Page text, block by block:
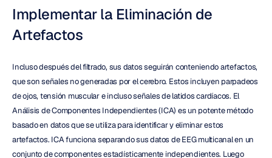
Implementar la Eliminación de
Artefactos
Incluso después del filtrado, sus datos seguirán conteniendo artefactos,
que son señales no generadas por el cerebro. Estos incluyen parpadeos
de ojos, tensión muscular e incluso señales de latidos cardíacos. El
Análisis de Componentes Independientes (ICA) es un potente método
basado en datos que se utiliza para identificar y eliminar estos
artefactos. ICA funciona separando sus datos de EEG multicanal en un
conjunto de componentes estadísticamente independientes. Luego